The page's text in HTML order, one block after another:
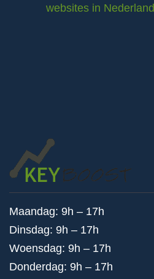
websites in Nederland
Maandag: 9h – 17h
Dinsdag: 9h – 17h
Woensdag: 9h – 17h
Donderdag: 9h – 17h